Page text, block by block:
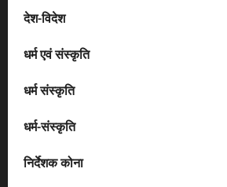
देश-विदेश
धर्म एवं संस्कृति
धर्म संस्कृति
धर्म-संस्कृति
निर्देशक कोना